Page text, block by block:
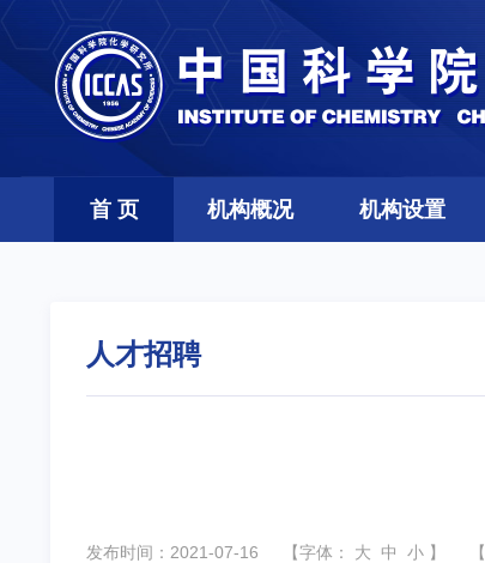
首 页 机构概况 机构设置
人才招聘
发布时间：2021-07-16 【字体： 大 中 小 】 【